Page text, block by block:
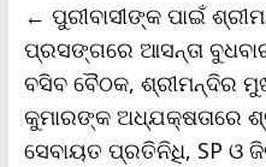
o
o
k
e
r
A
p
p
i
n
k
F
r
i
e
n
d
l
← ପୁରୀବାସୀଙ୍କ ପାଇଁ
ପ୍ରସଙ୍ଗରେ ଆସନ୍ତା
ବସିବ ବୈଠକ, ଶ୍ରୀମନ୍ଦିର
କୁମାରଙ୍କ ଅଧ୍ଯକ୍ଷତାରେ
ସେବାୟତ ପ୍ରତିନିଧି, SP ଓ